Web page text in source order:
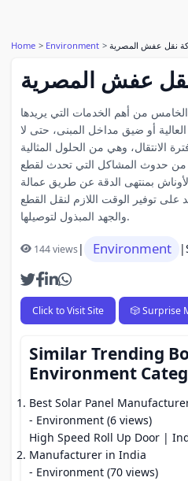
Home Environment نقل عفش المصرية
عفش المصرية
من أهم الخدمات التي يريدها
أو ضيق مداخل المبنى، حتى لا
الانتقال، وهي من الحلول المثالية
من حدوث المشاكل التي تحدث لقطع
بمنتهى الدقة عن طريق عمالة
على توفير الوقت اللازم لنقل القطع
والجهد المبذول لتوصيلها.
144 views| Environment |
Click to Visit Site 🎲 Surprise
Similar Trending
Environment
Best Solar Panel
- Environment (6 views)
High Speed Roll Up Door |
Manufacturer in India
- Environment (70 views)